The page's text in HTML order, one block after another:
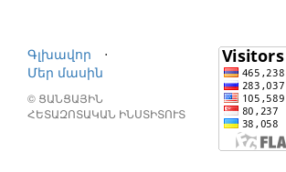
Գլխավոր
⋅
Մեր մասին
© ՑԱՆՑԱՅԻՆ
ՀԵՏԱԶՈՏԱԿԱՆ ԻՆՍՏԻՏՈՒՏ